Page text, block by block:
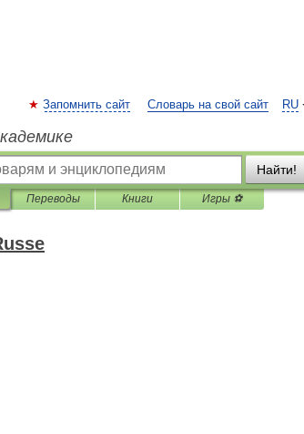
RU
Запомнить сайт Словарь на свой сайт
Найти!
Переводы Книги Игры ⚽